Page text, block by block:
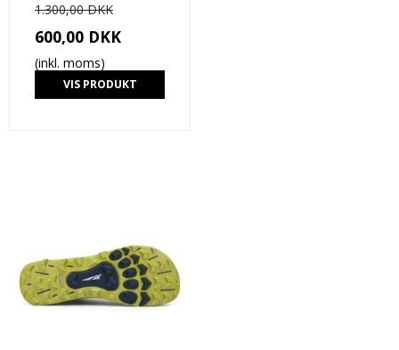
1.300,00 DKK
600,00 DKK
(inkl. moms)
VIS PRODUKT